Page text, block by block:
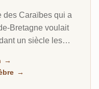
des Caraïbes qui a
Bretagne voulait
un siècle les
pays d'Amérique
de rhum, dont un,
→
→